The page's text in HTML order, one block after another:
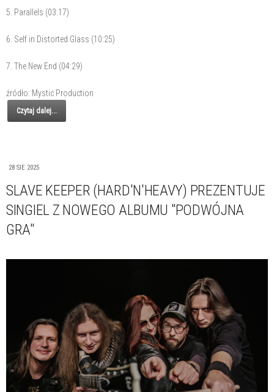
5. Parallels (03:17)
6. Self in Distorted Glass (10:25)
7. The New End (04:29)
źródło: Mystic Production
Czytaj dalej...
28 SIE 2025
SLAVE KEEPER (HARD'N'HEAVY) PREZENTUJE
SINGIEL Z NOWEGO ALBUMU "PODWÓJNA
GRA"